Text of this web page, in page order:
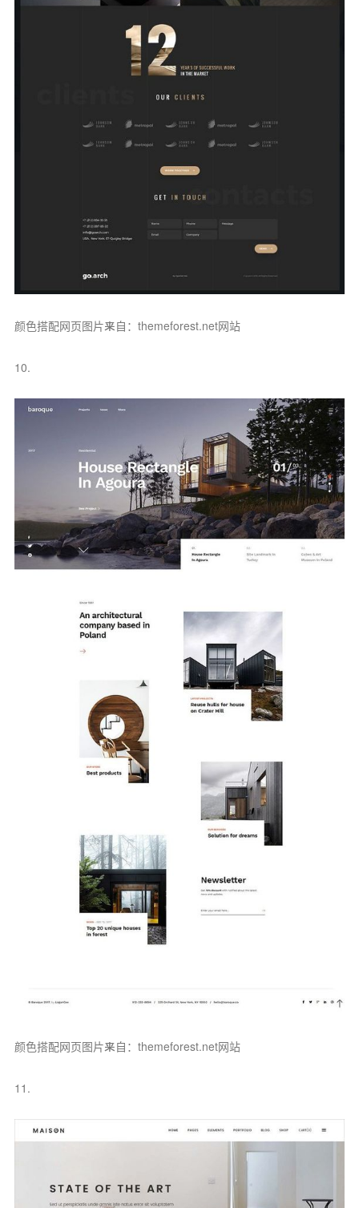
颜色搭配网页图片来自：themeforest.net网站
10.
颜色搭配网页图片来自：themeforest.net网站
11.